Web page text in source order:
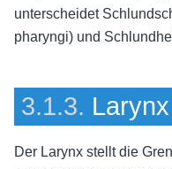
unterscheidet
pharyngi) und
3.1.3.
Der Larynx stellt die